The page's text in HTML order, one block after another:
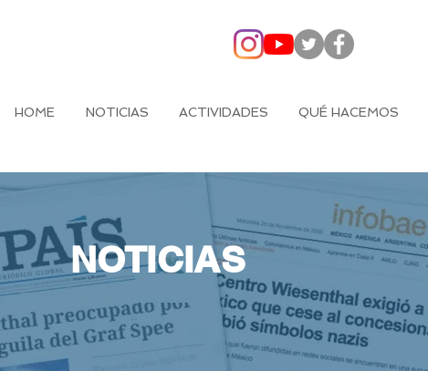
HOME NOTICIAS ACTIVIDADES QUÉ HACEMOS
NOTICIAS